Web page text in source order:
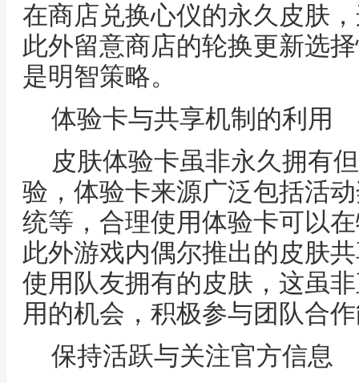
在商店兑换心仪的永久皮肤
此外留意商店的轮换更新选
是明智策略。
体验卡与共享机制的利用
皮肤体验卡虽非永久拥有
验，体验卡来源广泛包括活
统等，合理使用体验卡可以
此外游戏内偶尔推出的皮肤
使用队友拥有的皮肤，这虽
用的机会，积极参与团队合
保持活跃与关注官方信息